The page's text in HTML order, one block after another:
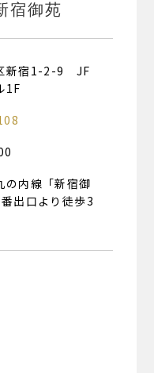
宿御苑
新宿1-2-9 JF
1F
の内線「新宿御
出口より徒歩3